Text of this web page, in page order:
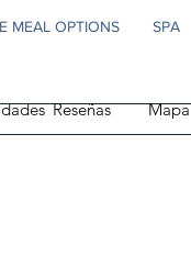
MEAL OPTIONS SPA
Reseñas Mapa